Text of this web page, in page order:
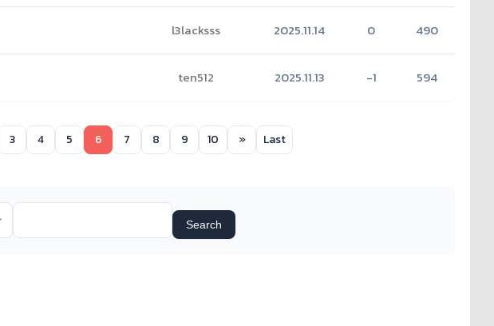
l3lacksss 2025.11.14 0 490
ten512 2025.11.13 -1 594
3 4 5 6 7 8 9 10 » Last
Search